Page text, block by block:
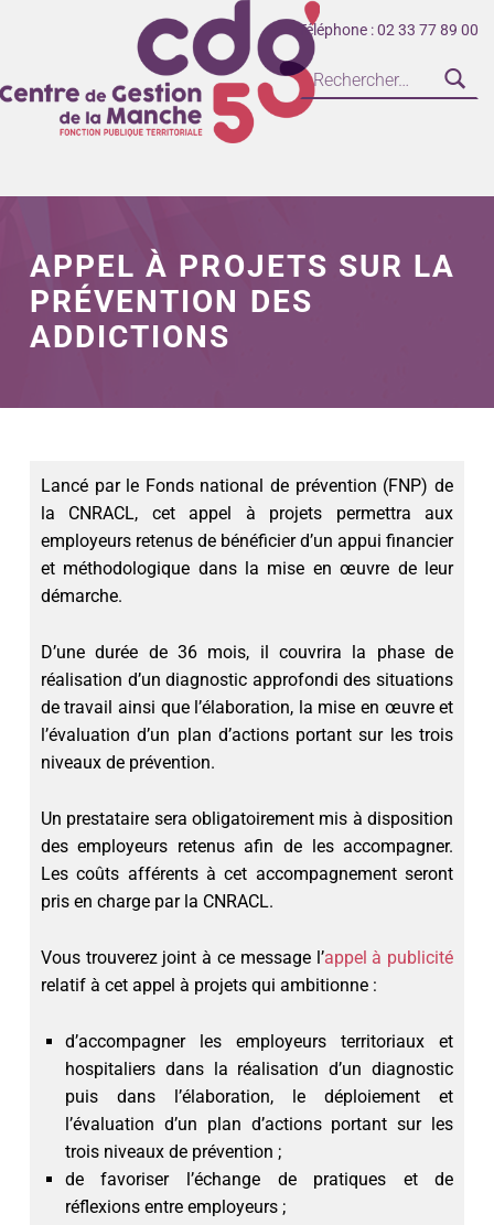
Téléphone : 02 33 77 89 00
APPEL À PROJETS SUR LA
PRÉVENTION DES
ADDICTIONS
Lancé par le Fonds national de prévention (FNP) de
la CNRACL, cet appel à projets permettra aux
employeurs retenus de bénéficier d’un appui financier
et méthodologique dans la mise en œuvre de leur
démarche.
D’une durée de 36 mois, il couvrira la phase de
réalisation d’un diagnostic approfondi des situations
de travail ainsi que l’élaboration, la mise en œuvre et
l’évaluation d’un plan d’actions portant sur les trois
niveaux de prévention.
Un prestataire sera obligatoirement mis à disposition
des employeurs retenus afin de les accompagner.
Les coûts afférents à cet accompagnement seront
pris en charge par la CNRACL.
Vous trouverez joint à ce message l’appel à publicité
relatif à cet appel à projets qui ambitionne :
d’accompagner les employeurs territoriaux et
hospitaliers dans la réalisation d’un diagnostic
puis dans l’élaboration, le déploiement et
l’évaluation d’un plan d’actions portant sur les
trois niveaux de prévention ;
de favoriser l’échange de pratiques et de
réflexions entre employeurs ;